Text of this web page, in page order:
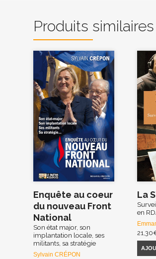
Produits similaires
Enquête au coeur
du nouveau Front
National
Son état major, son
implantation locale, ses
militants, sa stratégie
Sylvain CRÉPON
La
en
21,30